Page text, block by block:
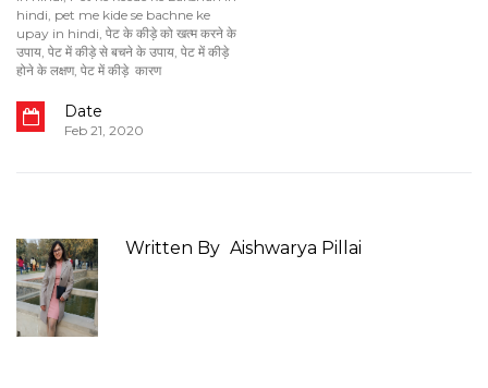
hindi, pet me kide se bachne ke
upay in hindi, पेट के कीड़े को खत्म करने के
उपाय, पेट में कीड़े से बचने के उपाय, पेट में कीड़े
होने के लक्षण, पेट में कीड़े कारण
Date
Feb 21, 2020
Written By Aishwarya Pillai